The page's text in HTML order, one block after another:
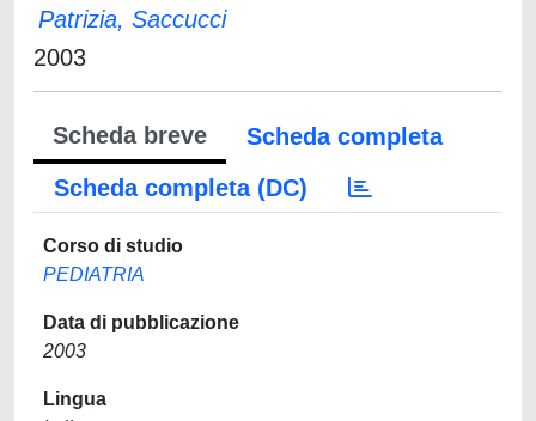
Patrizia, Saccucci
2003
Scheda breve
Scheda completa
Scheda completa (DC)
Corso di studio
PEDIATRIA
Data di pubblicazione
2003
Lingua